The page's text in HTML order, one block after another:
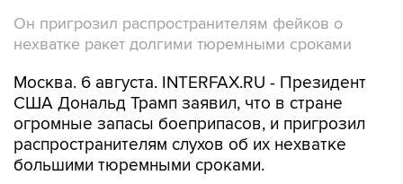
Он пригрозил распространителям фейков о
нехватке ракет долгими тюремными сроками
Москва. 6 августа. INTERFAX.RU - Президент
США Дональд Трамп заявил, что в стране
огромные запасы боеприпасов, и пригрозил
распространителям слухов об их нехватке
большими тюремными сроками.